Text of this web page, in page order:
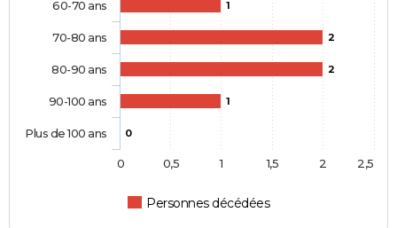
1
2
2
1
0
Personnes décédées
60-70 ans
70-80 ans
80-90 ans
90-100 ans
Plus de 100 ans
0 0,5 1 1,5 2 2,5